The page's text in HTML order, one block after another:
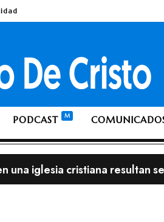
PODCAST
dejarse crecer la barba o el
is Not a Test»